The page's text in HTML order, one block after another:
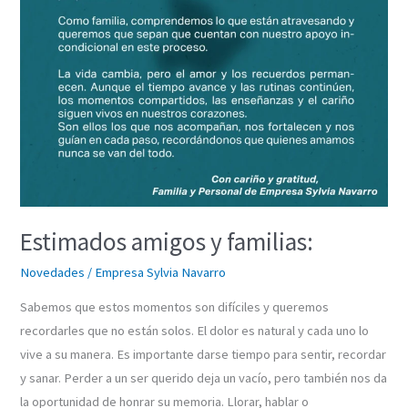
Estimados amigos y familias:
Novedades / Empresa Sylvia Navarro
Sabemos que estos momentos son difíciles y queremos
recordarles que no están solos. El dolor es natural y cada uno lo
vive a su manera. Es importante darse tiempo para sentir, recordar
y sanar. Perder a un ser querido deja un vacío, pero también nos da
la oportunidad de honrar su memoria. Llorar, hablar o